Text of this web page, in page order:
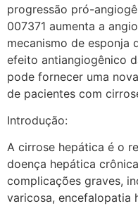
progressão pró-
007371 aumenta a
mecanismo de esponja
efeito antiangiogênico
pode fornecer uma
de pacientes com
Introdução:
A cirrose hepática é o
doença hepática
complicações graves,
varicosa, encefalopatia